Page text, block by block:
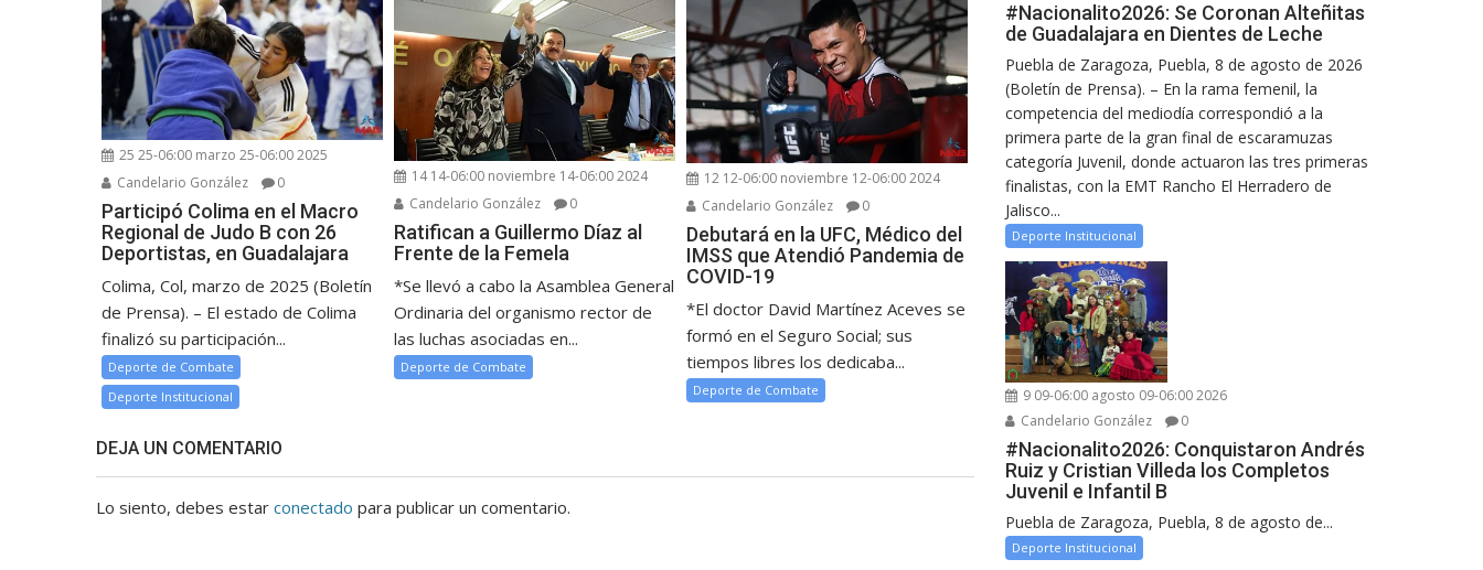
25 25-06:00 marzo 25-06:00 2025
Candelario González
0
Participó Colima en el Macro
Regional de Judo B con 26
Deportistas, en Guadalajara
Colima, Col, marzo de 2025 (Boletín
de Prensa). – El estado de Colima
finalizó su participación...
Deporte de Combate
Deporte Institucional
14 14-06:00 noviembre 14-06:00 2024
Candelario González
0
Ratifican a Guillermo Díaz al
Frente de la Femela
*Se llevó a cabo la Asamblea General
Ordinaria del organismo rector de
las luchas asociadas en...
Deporte de Combate
12 12-06:00 noviembre 12-06:00 2024
Candelario González
0
Debutará en la UFC, Médico del
IMSS que Atendió Pandemia de
COVID-19
*El doctor David Martínez Aceves se
formó en el Seguro Social; sus
tiempos libres los dedicaba...
Deporte de Combate
DEJA UN COMENTARIO
Lo siento, debes estar conectado para publicar un comentario.
#Nacionalito2026: Se Coronan Alteñitas
de Guadalajara en Dientes de Leche
Puebla de Zaragoza, Puebla, 8 de agosto de 2026
(Boletín de Prensa). – En la rama femenil, la
competencia del mediodía correspondió a la
primera parte de la gran final de escaramuzas
categoría Juvenil, donde actuaron las tres primeras
finalistas, con la EMT Rancho El Herradero de
Jalisco...
Deporte Institucional
9 09-06:00 agosto 09-06:00 2026
Candelario González
0
#Nacionalito2026: Conquistaron Andrés
Ruiz y Cristian Villeda los Completos
Juvenil e Infantil B
Puebla de Zaragoza, Puebla, 8 de agosto de...
Deporte Institucional